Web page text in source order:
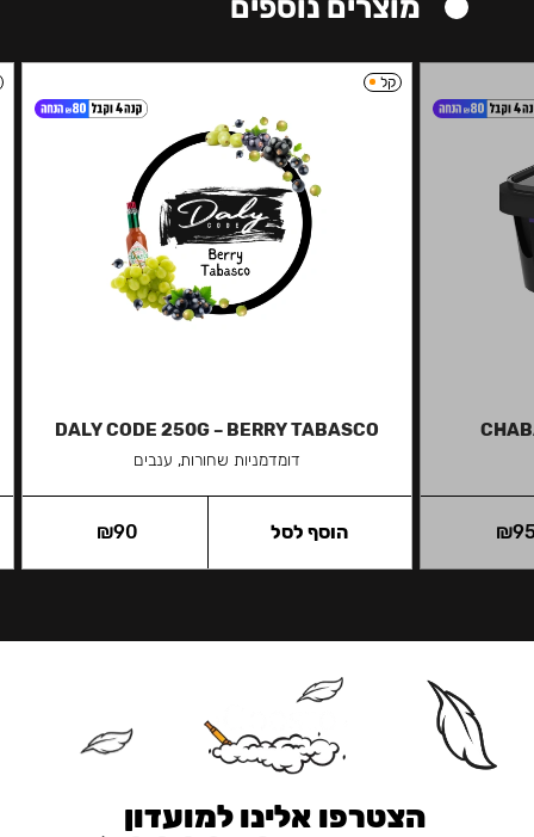
מוצרים נוספים
₪
קל
DALY CODE 250G – BERRY TABASCO
דומדמניות שחורות, ענבים
₪90 הוסף לסל
הצטרפו אלינו למועדון